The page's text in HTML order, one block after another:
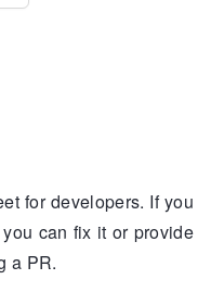
for developers. If you
can fix it or provide
a PR.